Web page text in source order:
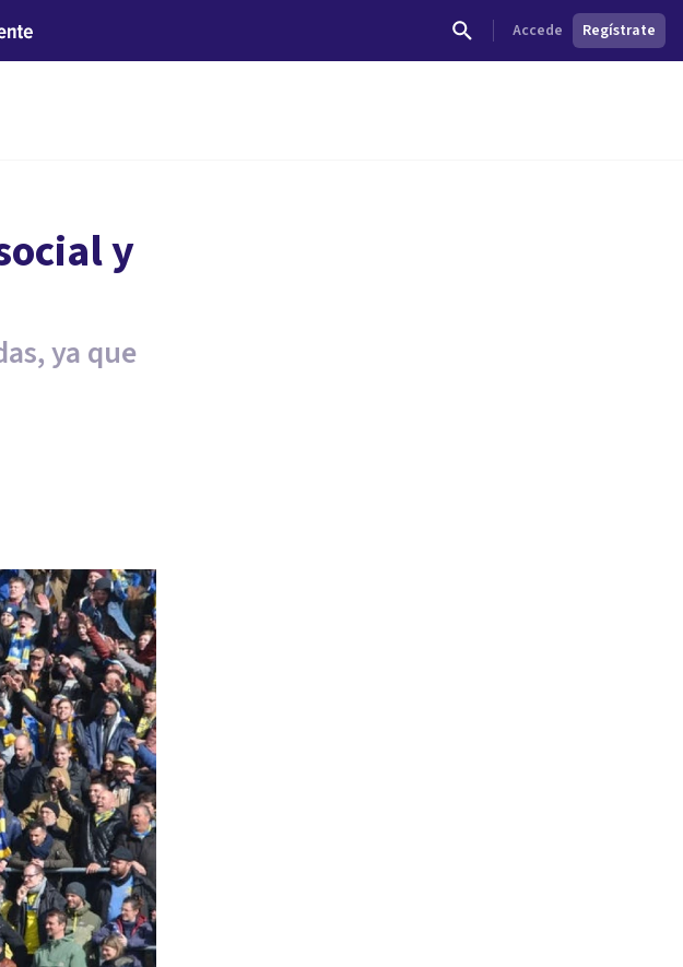
Accede Regístrate
y
ya que